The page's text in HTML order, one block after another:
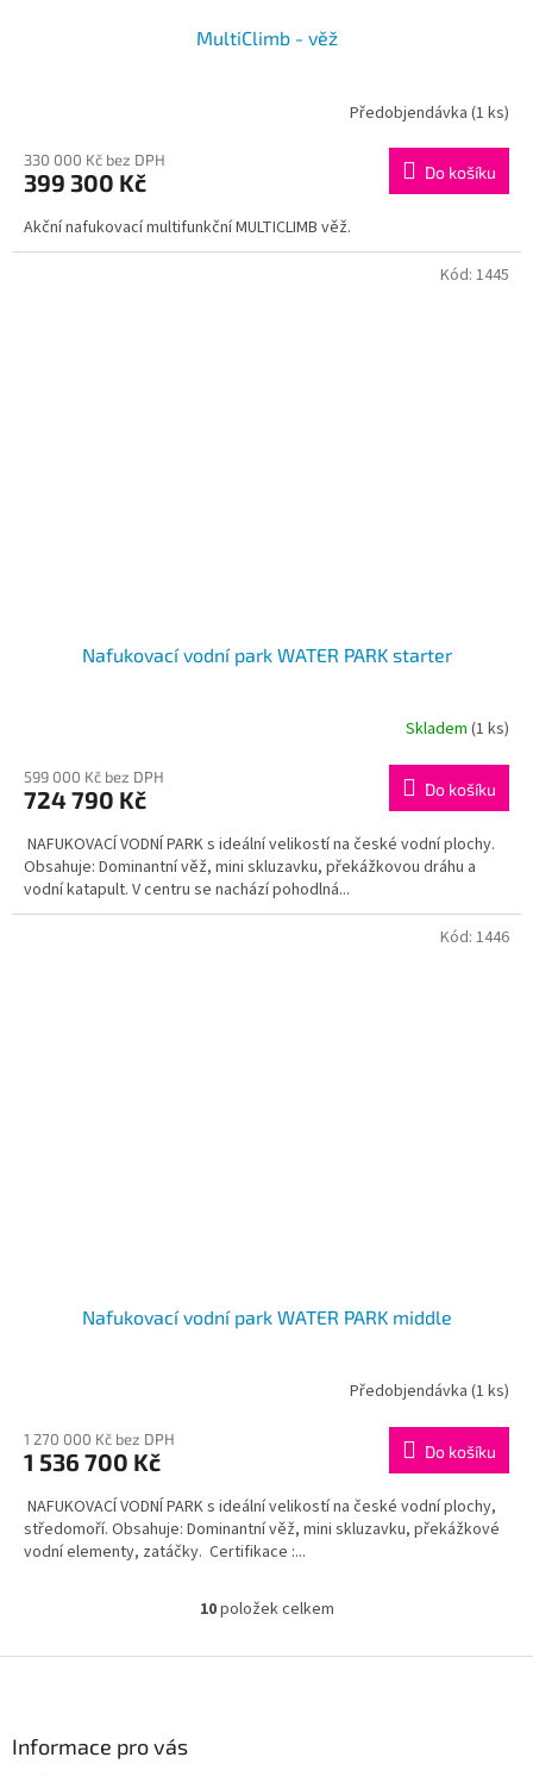
MultiClimb - věž
Předobjendávka (1 ks)
330 000 Kč bez DPH
399 300 Kč Do košíku
Akční nafukovací multifunkční MULTICLIMB věž.
Nafukovací vodní park WATER PARK starter
produktu
je
z
5
hvězdiček.
Skladem(1 ks)
599 000 Kč bez DPH
724 790 Kč Do košíku
NAFUKOVACÍ VODNÍ PARK s ideální velikostí na české vodní plochy.
Obsahuje: Dominantní věž, mini skluzavku, překážkovou dráhu a
vodní katapult. V centru se nachází pohodlná...
Kód: 1445
Nafukovací vodní park WATER PARK middle
Předobjendávka (1 ks)
1 270 000 Kč bez DPH
1 536 700 Kč Do košíku
NAFUKOVACÍ VODNÍ PARK s ideální velikostí na české vodní plochy,
středomoří. Obsahuje: Dominantní věž, mini skluzavku, překážkové
vodní elementy, zatáčky. Certifikace :...
Kód: 1446
O
l
10položek celkem
Informace pro vás